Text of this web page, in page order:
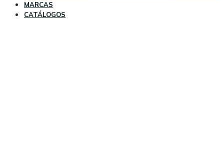
MARCAS
CATÁLOGOS